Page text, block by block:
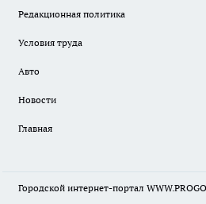
Редакционная политика
Условия труда
Авто
Новости
Главная
Городской интернет-портал